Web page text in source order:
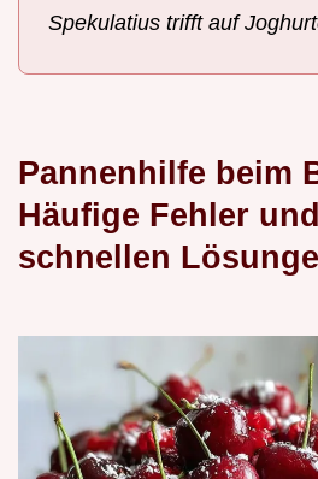
Spekulatius trifft auf
Pannenhilfe beim
Häufige Fehler
schnellen